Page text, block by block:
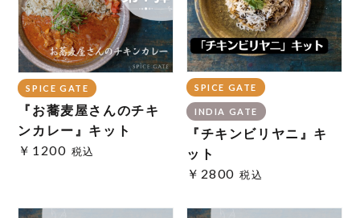
SPICE GATE
『お蕎麦屋さんのチキ
ンカレー』キット
￥1200 税込
SPICE GATE
INDIA GATE
『チキンビリヤニ』キ
ット
￥2800 税込